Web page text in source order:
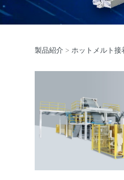
ホット
製品紹介 > ホットメルト接